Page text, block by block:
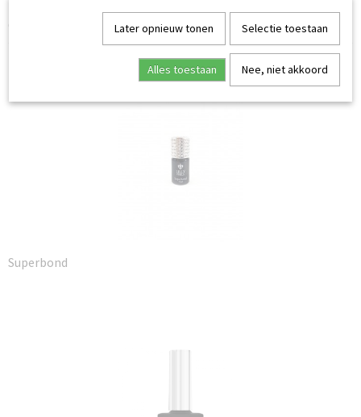
Technische datasheet:
Superbond
Later opnieuw tonen Selectie toestaan
Alles toestaan Nee, niet akkoord